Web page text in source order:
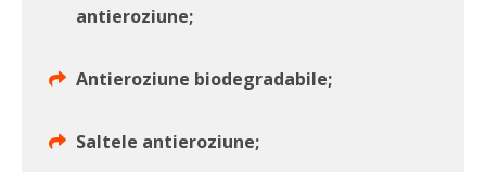
antieroziune;
Antieroziune biodegradabile;
Saltele antieroziune;